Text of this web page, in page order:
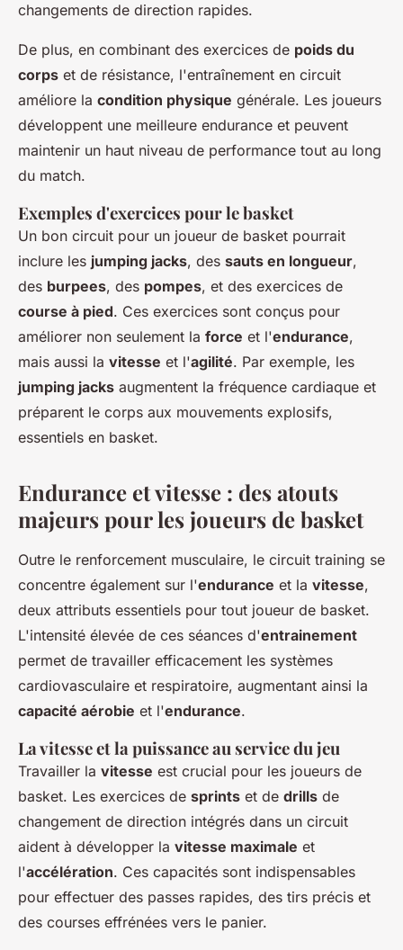
changements de direction rapides.
De plus, en combinant des exercices de poids du
corps et de résistance, l'entraînement en circuit
améliore la condition physique générale. Les joueurs
développent une meilleure endurance et peuvent
maintenir un haut niveau de performance tout au long
du match.
Exemples d'exercices pour le basket
Un bon circuit pour un joueur de basket pourrait
inclure les jumping jacks, des sauts en longueur,
des burpees, des pompes, et des exercices de
course à pied. Ces exercices sont conçus pour
améliorer non seulement la force et l'endurance,
mais aussi la vitesse et l'agilité. Par exemple, les
jumping jacks augmentent la fréquence cardiaque et
préparent le corps aux mouvements explosifs,
essentiels en basket.
Endurance et vitesse : des atouts
majeurs pour les joueurs de basket
Outre le renforcement musculaire, le circuit training se
concentre également sur l'endurance et la vitesse,
deux attributs essentiels pour tout joueur de basket.
L'intensité élevée de ces séances d'entrainement
permet de travailler efficacement les systèmes
cardiovasculaire et respiratoire, augmentant ainsi la
capacité aérobie et l'endurance.
La vitesse et la puissance au service du jeu
Travailler la vitesse est crucial pour les joueurs de
basket. Les exercices de sprints et de drills de
changement de direction intégrés dans un circuit
aident à développer la vitesse maximale et
l'accélération. Ces capacités sont indispensables
pour effectuer des passes rapides, des tirs précis et
des courses effrénées vers le panier.